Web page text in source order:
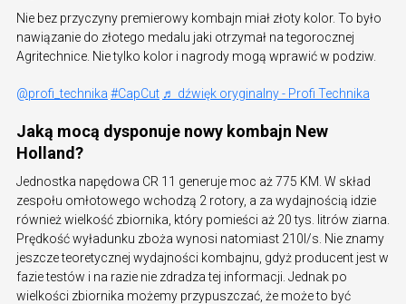
Nie bez przyczyny premierowy kombajn miał złoty kolor. To było
nawiązanie do złotego medalu jaki otrzymał na tegorocznej
Agritechnice. Nie tylko kolor i nagrody mogą wprawić w podziw.
@profi_technika #CapCut ♬ dźwięk oryginalny - Profi Technika
Jaką mocą dysponuje nowy kombajn New
Holland?
Jednostka napędowa CR 11 generuje moc aż 775 KM. W skład
zespołu omłotowego wchodzą 2 rotory, a za wydajnością idzie
również wielkość zbiornika, który pomieści aż 20 tys. litrów ziarna.
Prędkość wyładunku zboża wynosi natomiast 210l/s. Nie znamy
jeszcze teoretycznej wydajności kombajnu, gdyż producent jest w
fazie testów i na razie nie zdradza tej informacji. Jednak po
wielkości zbiornika możemy przypuszczać, że może to być